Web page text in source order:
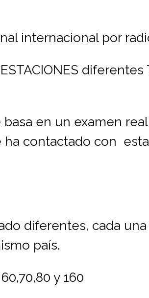
internacional por
diferentes
basa en un examen
ha contactado con
diferentes, cada
país.
y 160